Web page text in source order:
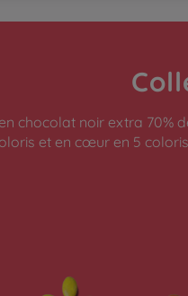
chocolat noir extra 70%
et en cœur en 5